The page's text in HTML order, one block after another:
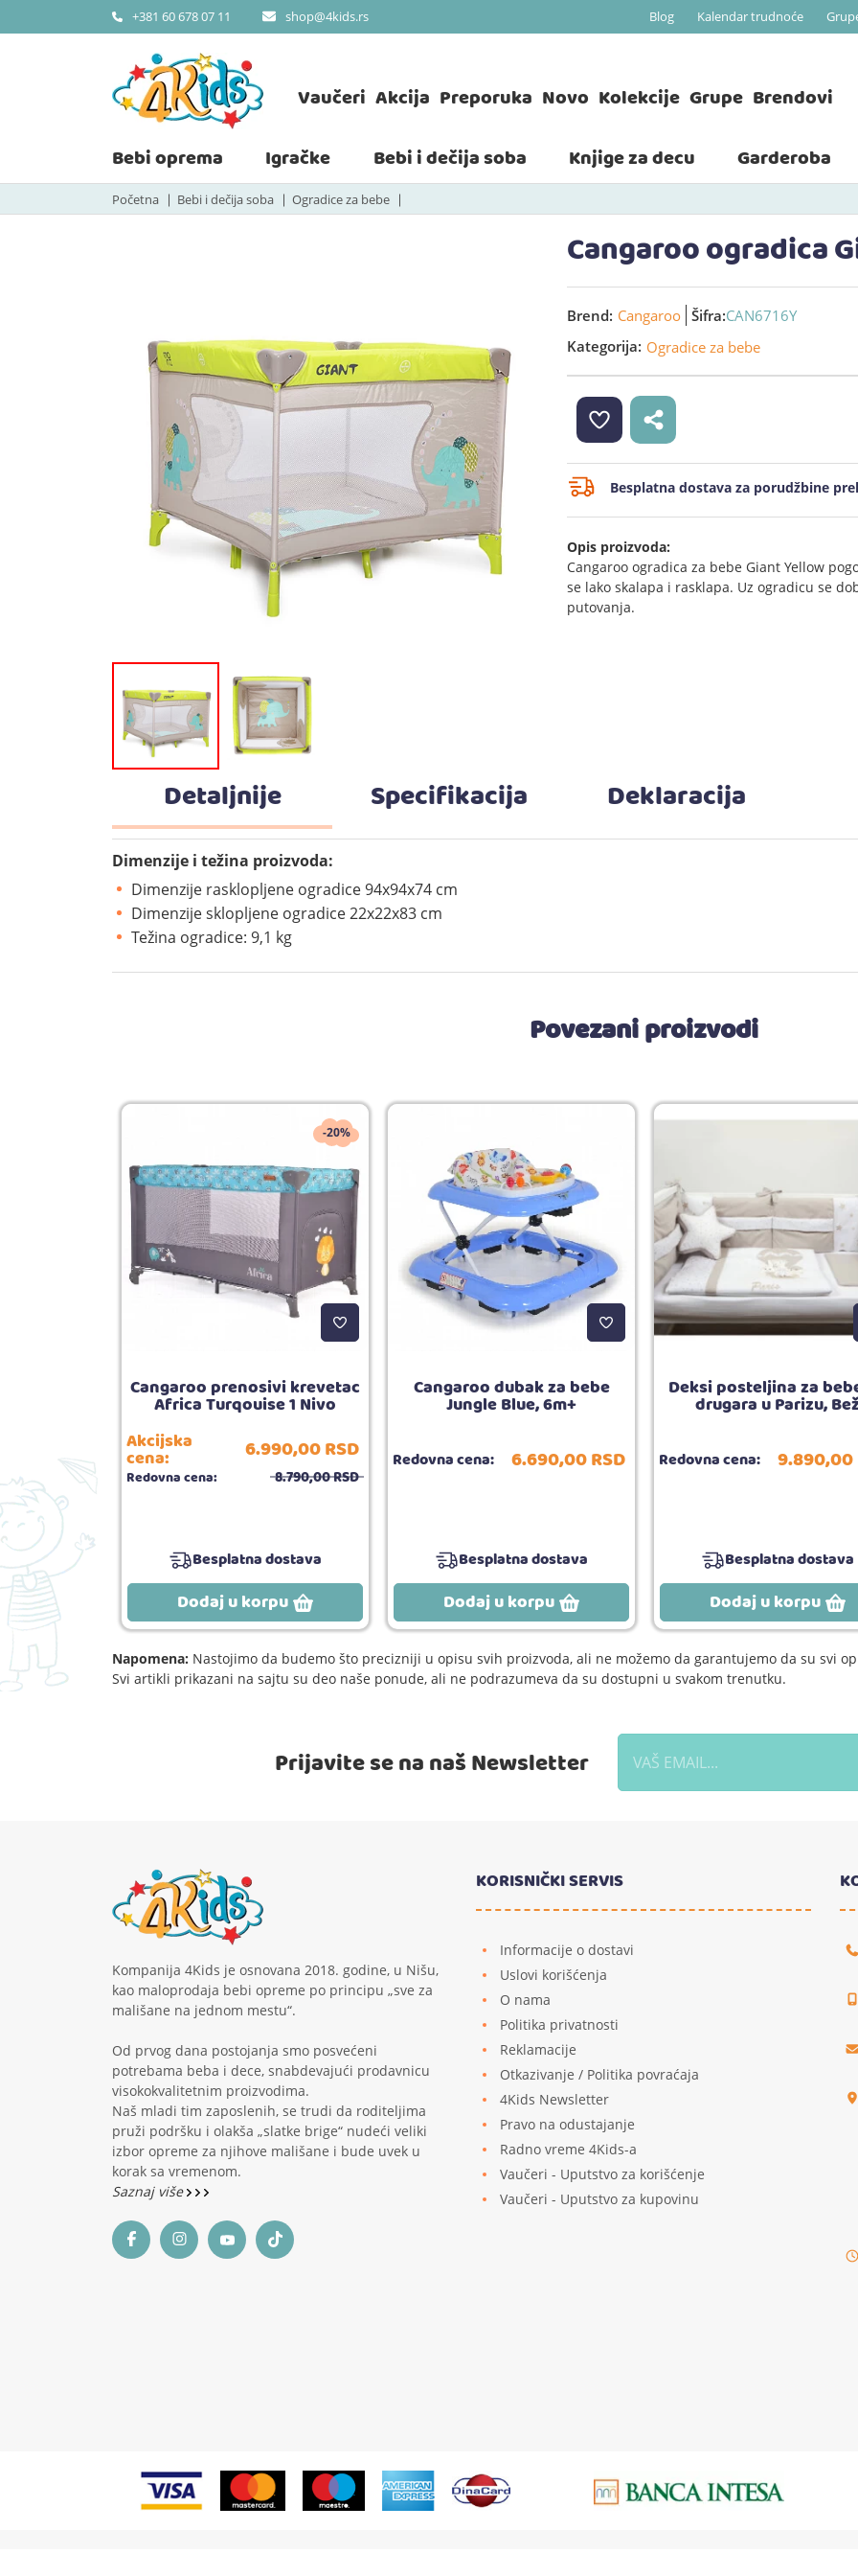
+381 60 678 07 11 shop@4kids.rs Blog Kalendar trudnoće
Vaučeri Akcija Preporuka Novo Kolekcije Grupe Brendovi
Bebi oprema Igračke Bebi i dečija soba Knjige za decu Garderoba
Početna Bebi i dečija soba Ogradice za bebe
Cangaroo ogradica
Brend: Cangaroo Šifra:CAN6716Y
Kategorija: Ogradice za bebe
Besplatna dostava za porudžbine
Opis proizvoda:
Cangaroo ogradica za bebe Giant Yellow
se lako skalapa i rasklapa. Uz ogradicu se
putovanja.
Detaljnije Specifikacija Deklaracija
Dimenzije i težina proizvoda:
Dimenzije rasklopljene ogradice 94x94x74 cm
Dimenzije sklopljene ogradice 22x22x83 cm
Težina ogradice: 9,1 kg
Povezani proizvodi
RSD
-20%
Cangaroo prenosivi krevetac
Africa Turqouise 1 Nivo
Akcijska
cena: 6.990,00RSD
Redovna cena: 8.790,00RSD
Besplatna dostava
Dodaj u korpu
Cangaroo dubak za bebe
Jungle Blue, 6m+
Redovna cena: 6.690,00RSD
Besplatna dostava
Dodaj u korpu
Deksi posteljina za
drugara u Parizu,
Redovna cena: 9.890,00
Besplatna dostava
Dodaj u korpu
Napomena: Nastojimo da budemo što precizniji u opisu svih proizvoda, ali ne možemo da garantujemo da su svi
Svi artikli prikazani na sajtu su deo naše ponude, ali ne podrazumeva da su dostupni u svakom trenutku.
Prijavite se na naš Newsletter
Kompanija 4Kids je osnovana 2018. godine, u Nišu,
kao maloprodaja bebi opreme po principu „sve za
mališane na jednom mestu“.
Od prvog dana postojanja smo posvećeni
potrebama beba i dece, snabdevajući prodavnicu
visokokvalitetnim proizvodima.
Naš mladi tim zaposlenih, se trudi da roditeljima
pruži podršku i olakša „slatke brige“ nudeći veliki
izbor opreme za njihove mališane i bude uvek u
korak sa vremenom.
Saznaj više
KORISNIČKI SERVIS
Informacije o dostavi
Uslovi korišćenja
O nama
Politika privatnosti
Reklamacije
Otkazivanje / Politika povraćaja
4Kids Newsletter
Pravo na odustajanje
Radno vreme 4Kids-a
Vaučeri - Uputstvo za korišćenje
Vaučeri - Uputstvo za kupovinu